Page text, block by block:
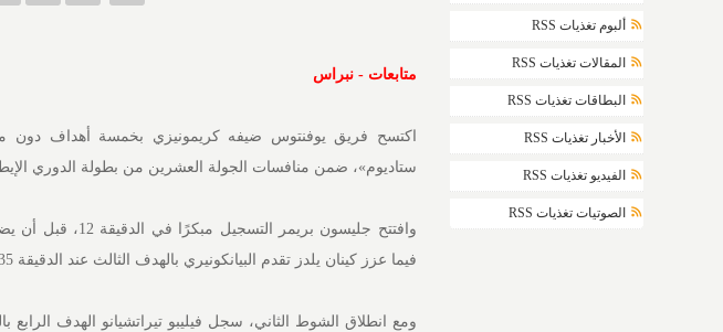
ألبوم تغذيات RSS
المقالات تغذيات RSS
البطاقات تغذيات RSS
الأخبار تغذيات RSS
الفيديو تغذيات RSS
الصوتيات تغذيات RSS
متابعات - نبراس
اكتسح فريق يوفنتوس ضيفه كريمونيزي بخمسة أهداف دون
ستاديوم»، ضمن منافسات الجولة العشرين من بطولة الدوري
وافتتح جليسون
فيما عزز كينان يلدز تقدم البيانكونيري بالهدف الثالث عند الدقيقة 35.